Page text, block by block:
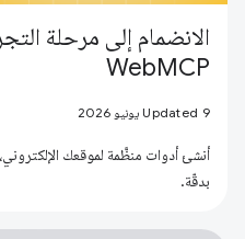
الانضمام إلى مرحلة
WebMCP
Updated 9 يونيو 2026
أنشئ أدوات منظَّمة لموقعك
بدقّة.